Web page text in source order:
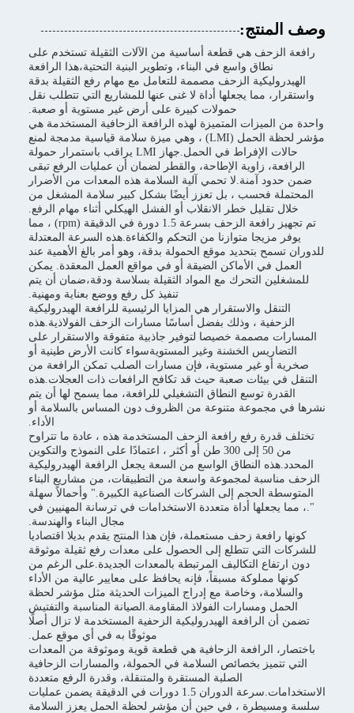
وصف المنتج:
رافعة الزحف هي قطعة أساسية من الآلات الثقيلة تستخدم على
نطاق واسع في البناء، وتطوير البنية التحتية،هذا الرافعة
الهيدروليكية الزحف مصممة للتعامل مع مهام رفع الثقيلة بدقة
واستقرار، مما يجعلها أداة لا غنى عنها للمشاريع التي تتطلب نقل
حمولات كبيرة على أرض غير مستوية أو صعبة.
واحدة من الميزات المتميزة لهذه الرافعة الزحافية المستخدمة هي
مؤشر لحظة الحمل (LMI) ، وهي ميزة سلامة قياسية مدمجة لمنع
حالات الإفراط في الحمل.جهاز LMI يراقب باستمرار حمولة
الرافعة، زاوية الإطاحة، والقطر لضمان أن عمليات الرفع تبقى
ضمن حدود آمنة.لا تحمي آلية السلامة هذه المعدات من الأضرار
المحتملة فحسب ، بل تعزز أيضًا بشكل كبير سلامة المشغل من
خلال تقليل خطر الانقلاب أو الفشل الهيكلي أثناء مهام الرفع.
تم تجهيز رافعة الزحف بسرعة 1.5 دورة في الدقيقة (rpm) ، مما
يوفر مزيجا متوازنا من التحكم والكفاءة.هذه السرعة المعتدلة
للدوران تسمح بتحديد موقع الحمولة بدقة، وهو أمر بالغ الأهمية عند
العمل في الأماكن الضيقة أو في مواقع العمل المعقدة. يمكن
للمشغلين التحرك مع المواد الثقيلة بسلاسة ودقة،ضمان أن يتم
تنفيذ كل رفع ووضع بعناية ومهنية.
التنقل والاستقرار هي المزايا الرئيسية للرافعة الهيدروليكية
الزحفية ، وذلك بفضل أساسًا مسارات الزحف الفولاذية.هذه
المسارات مصممة خصيصا لتوفير جاذبية متفوقة والاستقرار على
التضاريس الخشنة وغير المستويةسواء كانت الأرض طينية أو
صخرية أو غير مستوية، فإن مسارات الصلب تمكن الرافعة من
التنقل في بيئات صعبة حيث قد تكافح الرافعات ذات العجلات.هذه
القدرة توسع النطاق التشغيلي للرافعة، مما يسمح لها أن يتم
نشرها في مجموعة متنوعة من الظروف دون المساس بالسلامة أو
الأداء.
تختلف قدرة رفع رافعة الزحف المستخدمة هذه ، عادة ما تتراوح
من 50 إلى 300 طن أو أكثر ، اعتمادًا على النموذج والتكوين
المحدد.هذه النطاق الواسع من السعة يجعل الرافعة الهيدروليكية
الزحف مناسبة لمجموعة واسعة من التطبيقات، من مشاريع البناء
المتوسطة الحجم إلى الشركات الصناعية الكبيرة." وأحمالاً سهلة
".، مما يجعلها أداة متعددة الاستخدامات في ترسانة المهنيين في
مجال البناء والهندسة.
كونها رافعة زحف مستعملة، فإن هذا المنتج يقدم بديلا اقتصاديا
للشركات التي تتطلع إلى الحصول على معدات رفع ثقيلة موثوقة
دون ارتفاع التكاليف المرتبطة بالمعدات الجديدة.على الرغم من
كونها مملوكة مسبقاً، فإنه يحافظ على معايير عالية من الأداء
والسلامة، وخاصة مع إدراج الميزات الحديثة مثل مؤشر لحظة
الحمل ومسارات الفولاذ المقاومة.الصيانة المناسبة والتفتيش
تضمن أن الرافعة الهيدروليكية الزحفية المستخدمة لا تزال أصلًا
موثوقًا به في أي موقع عمل.
باختصار، الرافعة الزحافية هي قطعة قوية وموثوقة من المعدات
التي تتميز بخصائص السلامة في الحمولة، والمسارات الزحافية
الصلبة المستقرة والمتنقلة، وقدرة الرفع متعددة
الاستخدامات.سرعة الدوران 1.5 دورات في الدقيقة يضمن عمليات
سلسة ومسيطرة ، في حين أن مؤشر لحظة الحمل يعزز السلامة